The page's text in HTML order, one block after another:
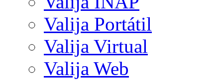
Valija Portátil
Valija Virtual
Valija Web